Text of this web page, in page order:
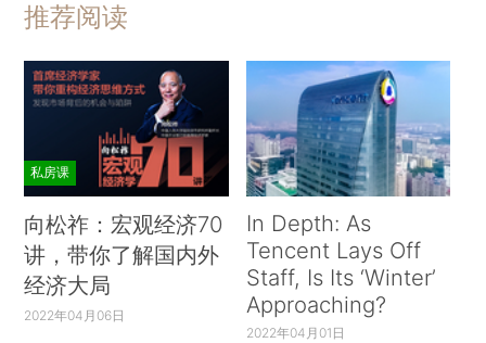
推荐阅读
私房课
向松祚：宏观经济70
讲，带你了解国内外
经济大局
2022年04月06日
In Depth: As
Tencent Lays Off
Staff, Is Its ‘Winter’
Approaching?
2022年04月01日